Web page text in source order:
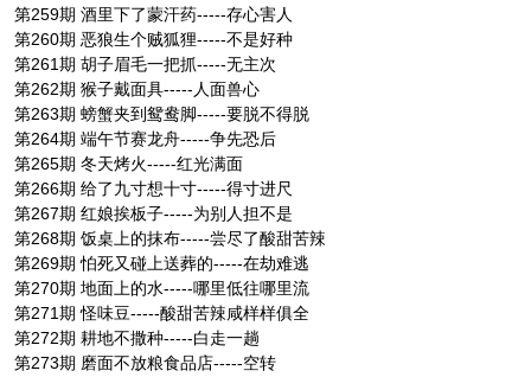
第259期 酒里下了蒙汗药-----存心害人
第260期 恶狼生个贼狐狸-----不是好种
第261期 胡子眉毛一把抓-----无主次
第262期 猴子戴面具-----人面兽心
第263期 螃蟹夹到鸳鸯脚-----要脱不得脱
第264期 端午节赛龙舟-----争先恐后
第265期 冬天烤火-----红光满面
第266期 给了九寸想十寸-----得寸进尺
第267期 红娘挨板子-----为别人担不是
第268期 饭桌上的抹布-----尝尽了酸甜苦辣
第269期 怕死又碰上送葬的-----在劫难逃
第270期 地面上的水-----哪里低往哪里流
第271期 怪味豆-----酸甜苦辣咸样样俱全
第272期 耕地不撒种-----白走一趟
第273期 磨面不放粮食品店-----空转